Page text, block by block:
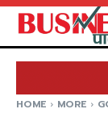
HOME MORE